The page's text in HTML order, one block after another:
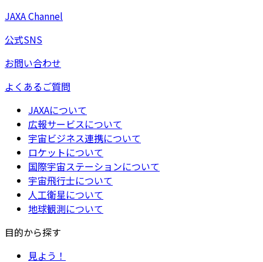
JAXA Channel
公式SNS
お問い合わせ
よくあるご質問
JAXAについて
広報サービスについて
宇宙ビジネス連携について
ロケットについて
国際宇宙ステーションについて
宇宙飛行士について
人工衛星について
地球観測について
目的から探す
見よう！